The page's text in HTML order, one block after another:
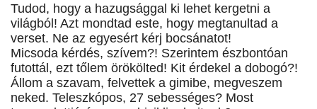
Tudod, hogy a hazugsággal ki lehet kergetni a
világból! Azt mondtad este, hogy megtanultad a
verset. Ne az egyesért kérj bocsánatot!
Micsoda kérdés, szívem?! Szerintem észbontóan
futottál, ezt tőlem örökölted! Kit érdekel a dobogó?!
Állom a szavam, felvettek a gimibe, megveszem
neked. Teleszkópos, 27 sebességes? Most